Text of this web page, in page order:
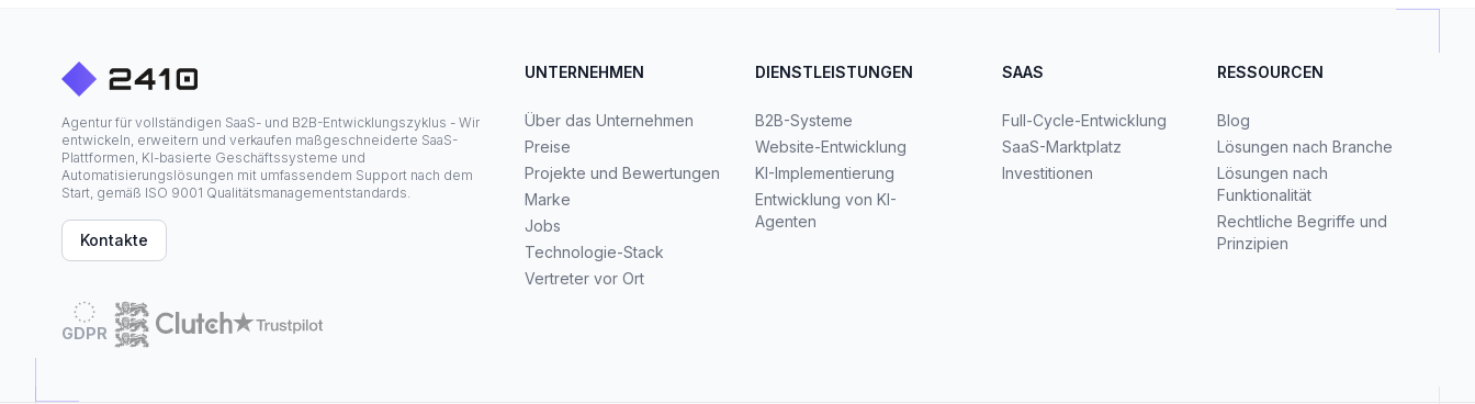
Agentur für vollständigen SaaS- und B2B-Entwicklungszyklus - Wir
entwickeln, erweitern und verkaufen maßgeschneiderte SaaS-
Plattformen, KI-basierte Geschäftssysteme und
Automatisierungslösungen mit umfassendem Support nach dem
Start, gemäß ISO 9001 Qualitätsmanagementstandards.
Kontakte
GDPR
UNTERNEHMEN
Über das Unternehmen
Preise
Projekte und Bewertungen
Marke
Jobs
Technologie-Stack
Vertreter vor Ort
DIENSTLEISTUNGEN
B2B-Systeme
Website-Entwicklung
KI-Implementierung
Entwicklung von KI-
Agenten
SAAS
Full-Cycle-Entwicklung
SaaS-Marktplatz
Investitionen
RESSOURCEN
Blog
Lösungen nach Branche
Lösungen nach
Funktionalität
Rechtliche Begriffe und
Prinzipien